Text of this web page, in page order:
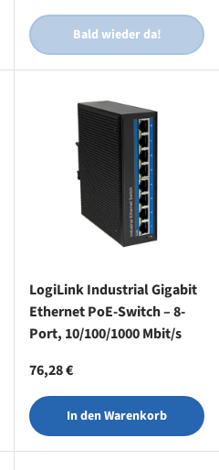
Bald wieder da!
LogiLink Industrial Gigabit
Ethernet PoE-Switch – 8-
Port, 10/100/1000 Mbit/s
Normaler Preis
76,28 €
In den Warenkorb